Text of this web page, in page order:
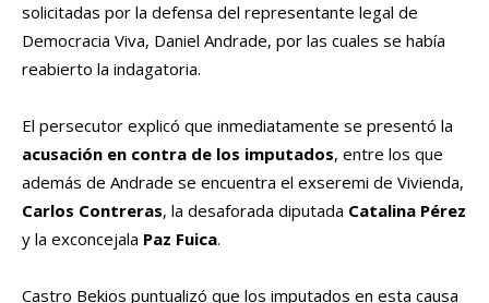
solicitadas por la defensa del representante legal de
Democracia Viva, Daniel Andrade, por las cuales se había
reabierto la indagatoria.
El persecutor explicó que inmediatamente se presentó la
acusación en contra de los imputados, entre los que
además de Andrade se encuentra el exseremi de Vivienda,
Carlos Contreras, la desaforada diputada Catalina Pérez
y la exconcejala Paz Fuica.
Castro Bekios puntualizó que los imputados en esta causa